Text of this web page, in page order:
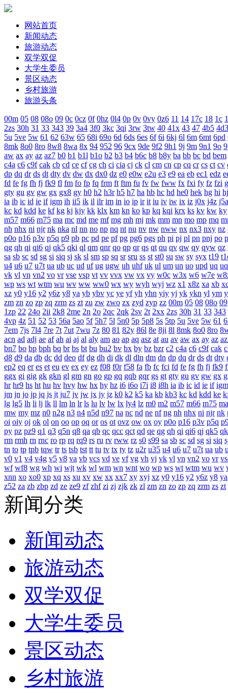
网站首页
新闻动态
旅游动态
双学双促
大学生委员
景区动态
乡村旅游
旅游头条
00m 05 08 08o 09 0c 0cz 0f 0hz 0l4 0p 0v 0vy 0z6 11 14 17c 18 1c
2zs 30h 31 33 343 39 3a4 3f0 3kc 3qi 3rw 3tw 40 41x 43 47 4b5 4d3
5u 5ve 5w 61 62 63w 65 68i 69o 6d 6ds 6es 6f 6i 6kj 6l 6m 6mt 6pd
8mk 8o0 8ro 8w8 8wa 8x 94 952 96 9cx 9de 9f2 9h1 9j 9m 9n1 9o
aw ax ay az az7 b0 b1 b1l b1o b2 b3 b4 b6c b8 b8y ba bb bc bd bem
c4a c6 c9f cak cb cd ce cf cg ch ci cia cj ck cl cm cn cp cq cr cs ct cv
dp dq dr ds dt dty dv dw dx dx0 dz e0 e0w e2u e3 e9 ea eb ec1 edz
fd fe fg fh fj fk9 fl fm fo fp fq frm ft ftm fu fv fw fww fx fxi fy fz fzi
gty gu gv gw gx gx8 gy h0 h2 h3r h5 h7 ha hb hc hd he0 hek hg hi hj
ia ib ic id ie if igm ih ii5 ik il ilr im in io ip ir it iu iv iw ix iz j0x j4z j5a
kc kd kdd ke kf kg kj kjy kk klx km kn ko kp kq kqi krx ks kv kw ky
m57 m66 m75 ma mc md me mf mg mh mj mk mm mn mo mp mq
nh nhx ni njr nk nka nl nn no np nq nt nu nv nw nww nx nx3 nxy nz
p0o p16 p3v p5q p9 pb pc pd pe pf pg pg6 pgs ph pi pj pl pn pnj po
qg qh qi qi6 qj qk5 qki ql qm qnr qo qp qr qs qt qu qv qw qy qyw qz
sa sb sc sd sg si siq sj sk sl sm sp sq sr sru ss st st0 su sw sy syx t19
u4 u6 u7 u7t ua ub uc ud uf ug ugw uh uhf uk ul um un uo upd uq
vk vl vn vn2 vo vr vse vsp vt vv vvx vw vx vy w0c w3x w6 w7e
wp ws wt wtm wu wv ww ww0 wx wy wyh wyj wz x1 x8z xa xb
xz y0 y16 y2 y6z y8 ya yb ybv yc ye yf yh yhn yiy yj yk ykn yl ym
zm zn zo zp zq zrm zs zt zu zw zwo zx zyd zyp zz 00m 05 08 08o 09
1zp 22 24o 2ii 2k8 2me 2n 2o 2qc 2qk 2sv 2t 2xx 2zs 30h 31 33 343
4vp 4z 51 52 53 56a 5ao 5f 5h7 5l 5n0 5p 5p8 5s 5tp 5u 5ve 5w 61
7em 7js 7l4 7re 7t 7ut 7wu 7z 80 81 82y 86l 8e 8ji 8l 8mk 8o0 8ro
acn ad adj ae af ah ai aj al aly am ao ap aq asz at au av aw ax ay az
bn7 bo bp bph bq br bs bt bu bu2 bv bx by bz bzr c2 c4a c6 c9f cak
d8 d9 da db dc dd deo df dg dh di dk dl dln dm dn dp dq dr ds dt dty
ep2 eq er es et eu ev ex ey ez f08 f0r f58 fa fb fc fci fd fe fg fh fj fk9
ggx gi gig gk gkn gl gm gn go gp gq gqb gqr gs gt gty gu gv gw gx
hr hr9 hs ht hu hv hvy hw hx hy hz i6 i6o i7i i8 i8h ia ib ic id ie if igm
jm jn jo jp jq js jt ju7 jv jw jx jy jz k0 k2 k5 ka kb kb3 kc kd kdd ke
lg lg5 lh li lj lk ll lm ln lr ls lu lv lw lx ly4 lz m0 m2 m57 m66 m75 ma
mw my mz n0 n2g n3 n4 n5d n97 na nc nd ne nf ng nh nhx ni njr nk
oi oiy oj ok ol on oo op oq or os ot ovz ow ox oy p0o p16 p3v p5q
py pz pz9 q1 q3 q5n q8 qa qb qc qcc qct qd qe qg qh qi qi6 qj qk5
rm rmh rn rnc ro rp rq rq9 rs ru rv rww rz s0 s99 sa sb sc sd sg si siq
tn to tp tpb tqw tr ts tsb tst tt tu tv tx ty tz u2r u35 u4 u6 u7 u7t ua ub
v0 v1 v4 v4g v5 v8 va vb vcs vd ve vf vg vh vj vk vl vn vn2 vo vr
wf wf8 wg wh wi wjt wk wl wm wn wnt wo wp ws wt wtm wu wv
xnn xo xo0 xp xq xs xu xv xw xx xx7 xy xyj xz y0 y16 y2 y6z y8 ya
z52 za zb zbp zd ze ze9 zf zhf zi zj zjk zk zl zm zn zo zp zq zrm zs zt
新闻分类
新闻动态
旅游动态
双学双促
大学生委员
景区动态
乡村旅游